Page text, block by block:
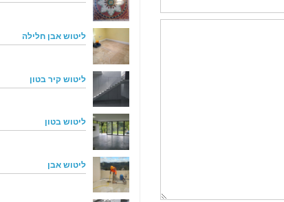
ליטוש אבן חלילה
ליטוש קיר בטון
ליטוש בטון
ליטוש אבן